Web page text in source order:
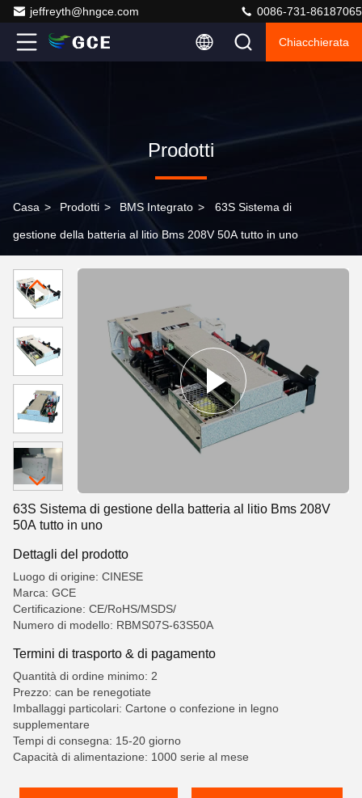
jeffreyth@hngce.com 0086-731-86187065
Chiacchierata
Prodotti
Casa > Prodotti > BMS Integrato > 63S Sistema di
gestione della batteria al litio Bms 208V 50A tutto in uno
63S Sistema di gestione della batteria al litio Bms 208V
50A tutto in uno
Dettagli del prodotto
Luogo di origine: CINESE
Marca: GCE
Certificazione: CE/RoHS/MSDS/
Numero di modello: RBMS07S-63S50A
Termini di trasporto & di pagamento
Quantità di ordine minimo: 2
Prezzo: can be renegotiate
Imballaggi particolari: Cartone o confezione in legno
supplementare
Tempi di consegna: 15-20 giorno
Capacità di alimentazione: 1000 serie al mese